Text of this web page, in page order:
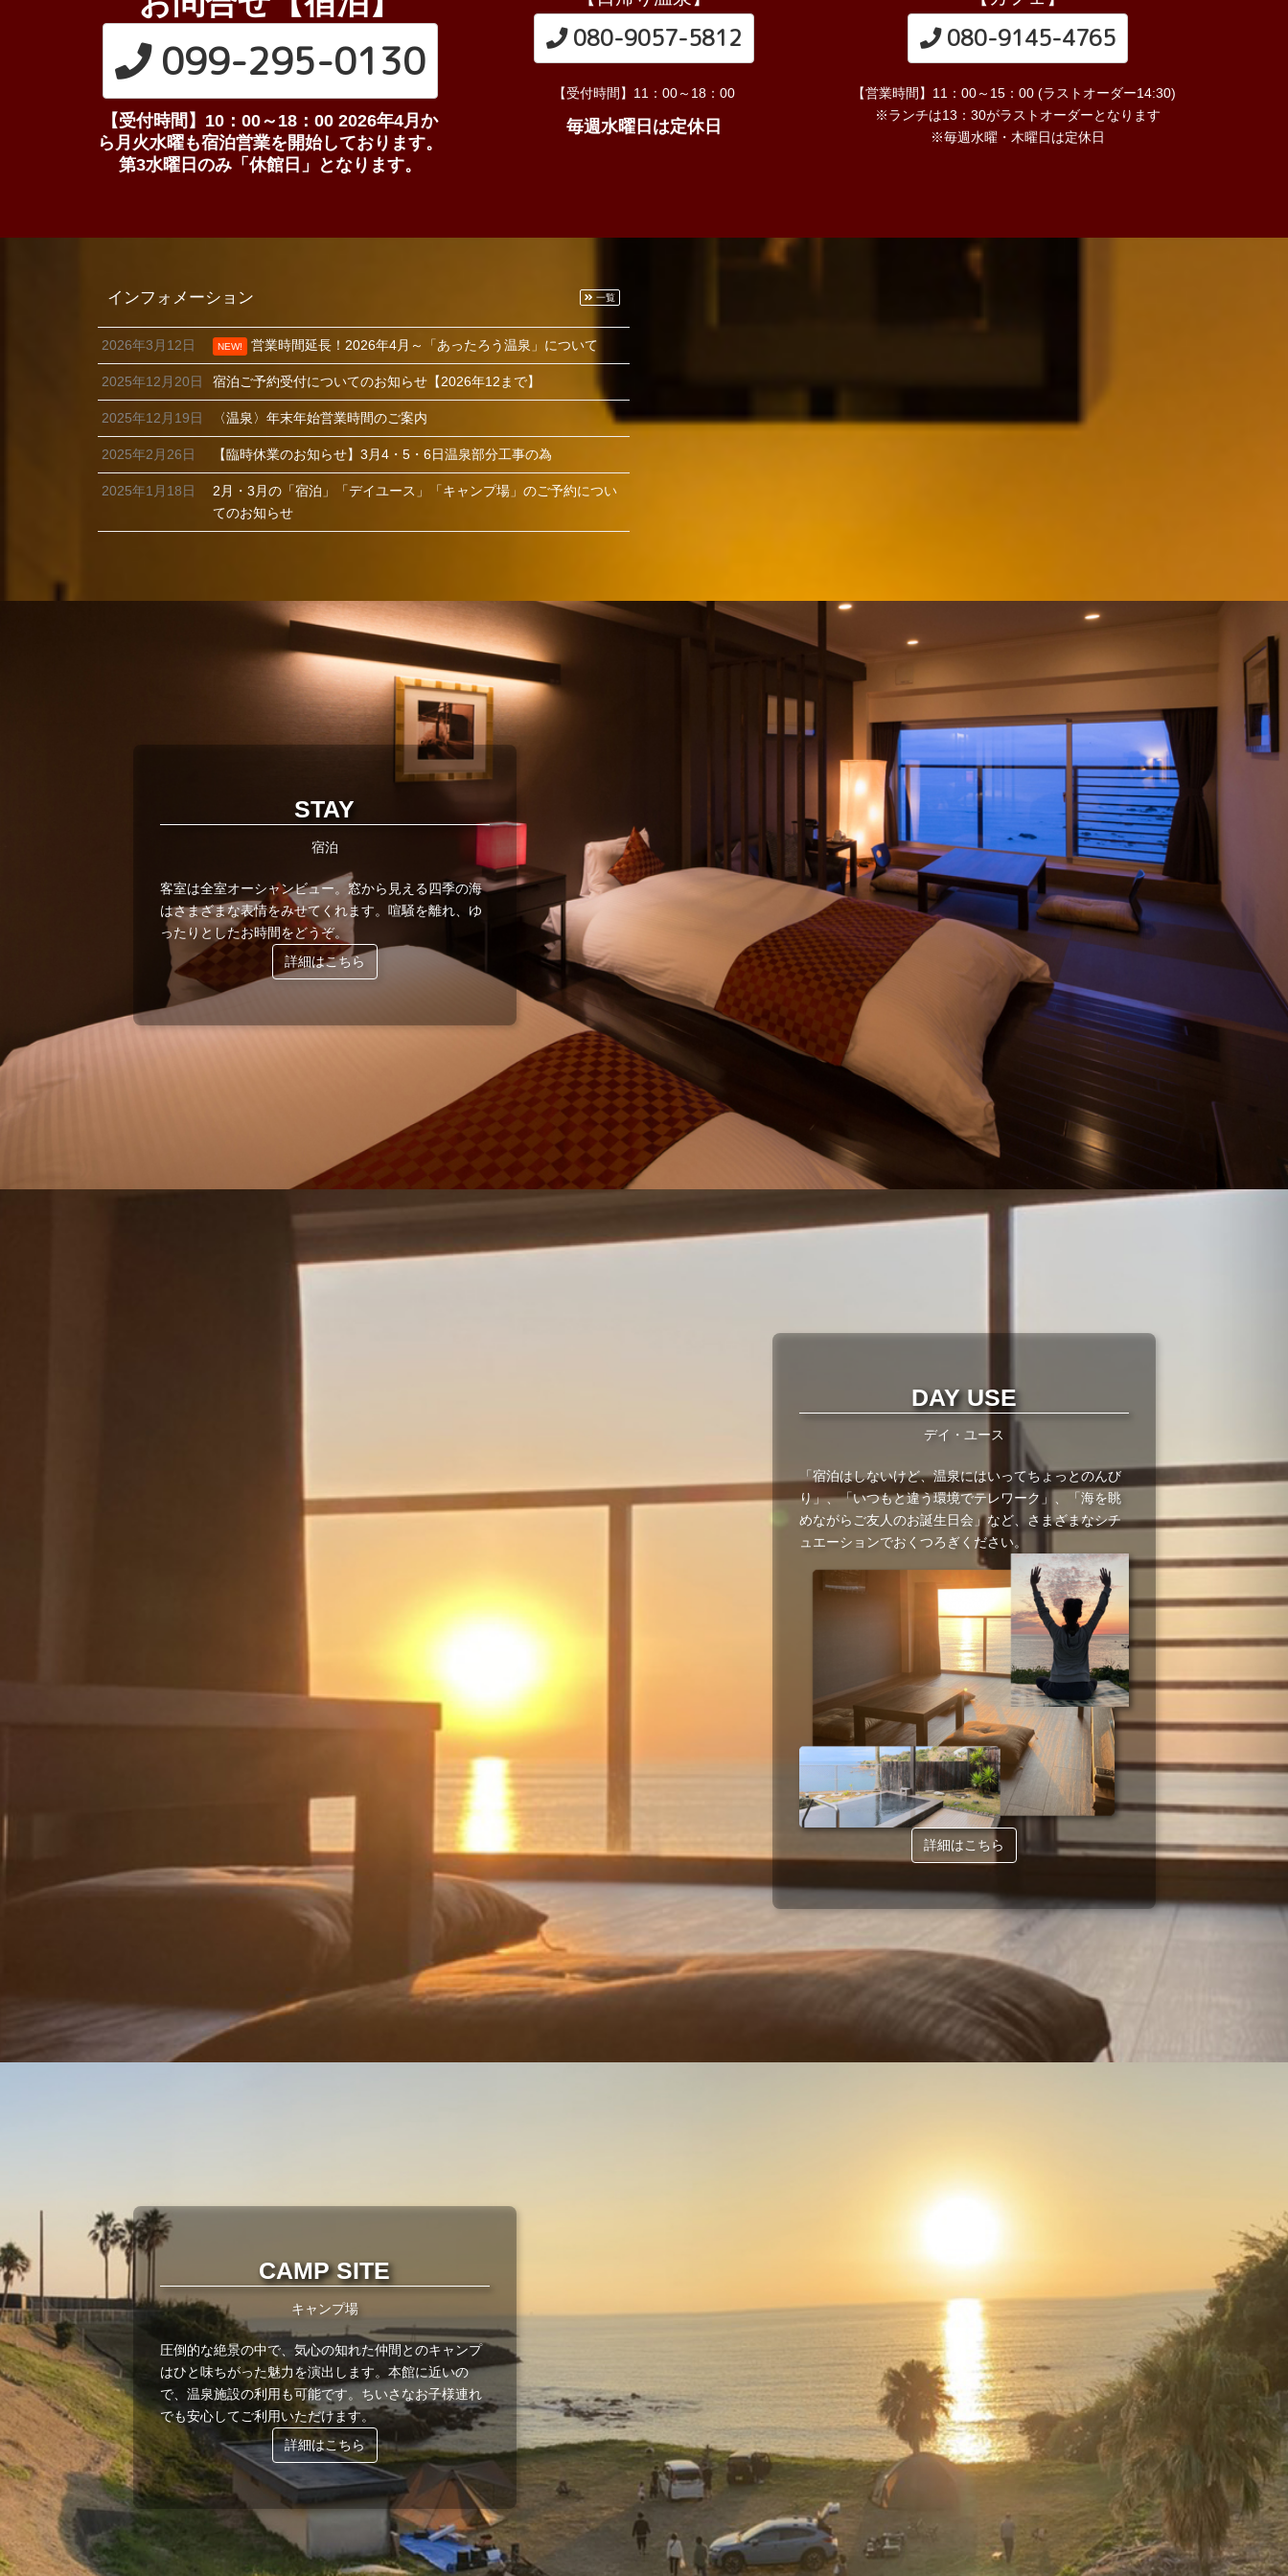
099-295-0130
【受付時間】10：00～18：00 2026年4月か
ら月火水曜も宿泊営業を開始しております。
第3水曜日のみ「休館日」となります。
080-9057-5812
【受付時間】11：00～18：00
毎週水曜日は定休日
080-9145-4765
【営業時間】11：00～15：00 (ラストオーダー14:30)
※ランチは13：30がラストオーダーとなります
※毎週水曜・木曜日は定休日
インフォメーション 一覧
2026年3月12日 NEW! 営業時間延長！2026年4月～「あったろう温泉」について
2025年12月20日 宿泊ご予約受付についてのお知らせ【2026年12まで】
2025年12月19日 〈温泉〉年末年始営業時間のご案内
2025年2月26日 【臨時休業のお知らせ】3月4・5・6日温泉部分工事の為
2025年1月18日
2月・3月の「宿泊」「デイユース」「キャンプ場」のご予約につい
てのお知らせ
STAY
宿泊
客室は全室オーシャンビュー。窓から見える四季の海
はさまざまな表情をみせてくれます。喧騒を離れ、ゆ
ったりとしたお時間をどうぞ。
詳細はこちら
DAY USE
デイ・ユース
「宿泊はしないけど、温泉にはいってちょっとのんび
り」、「いつもと違う環境でテレワーク」、「海を眺
めながらご友人のお誕生日会」など、さまざまなシチ
ュエーションでおくつろぎください。
詳細はこちら
CAMP SITE
キャンプ場
圧倒的な絶景の中で、気心の知れた仲間とのキャンプ
はひと味ちがった魅力を演出します。本館に近いの
で、温泉施設の利用も可能です。ちいさなお子様連れ
でも安心してご利用いただけます。
詳細はこちら